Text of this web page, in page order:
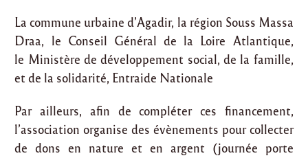
La commune urbaine d’Agadir, la région Souss Massa
Draa, le Conseil Général de la Loire Atlantique,
le Ministère de développement social, de la famille,
et de la solidarité, Entraide Nationale
Par ailleurs, afin de compléter ces financement,
l’association organise des évènements pour collecter
de dons en nature et en argent (journée porte